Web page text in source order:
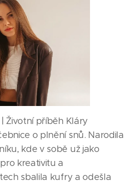
Životní příběh Kláry
o plnění snů. Narodila
kde v sobě už jako
kreativitu a
sbalila kufry a odešla